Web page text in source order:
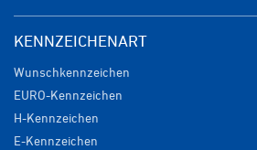
KENNZEICHENART
Wunschkennzeichen
EURO-Kennzeichen
H-Kennzeichen
E-Kennzeichen